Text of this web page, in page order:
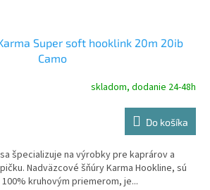
Super soft hooklink 20m 20ib
Camo
skladom, dodanie 24-48h
Do košíka
sa špecializuje na výrobky pre kaprárov a
Nadväzcové šňúry Karma Hookline, sú
kruhovým priemerom, je...